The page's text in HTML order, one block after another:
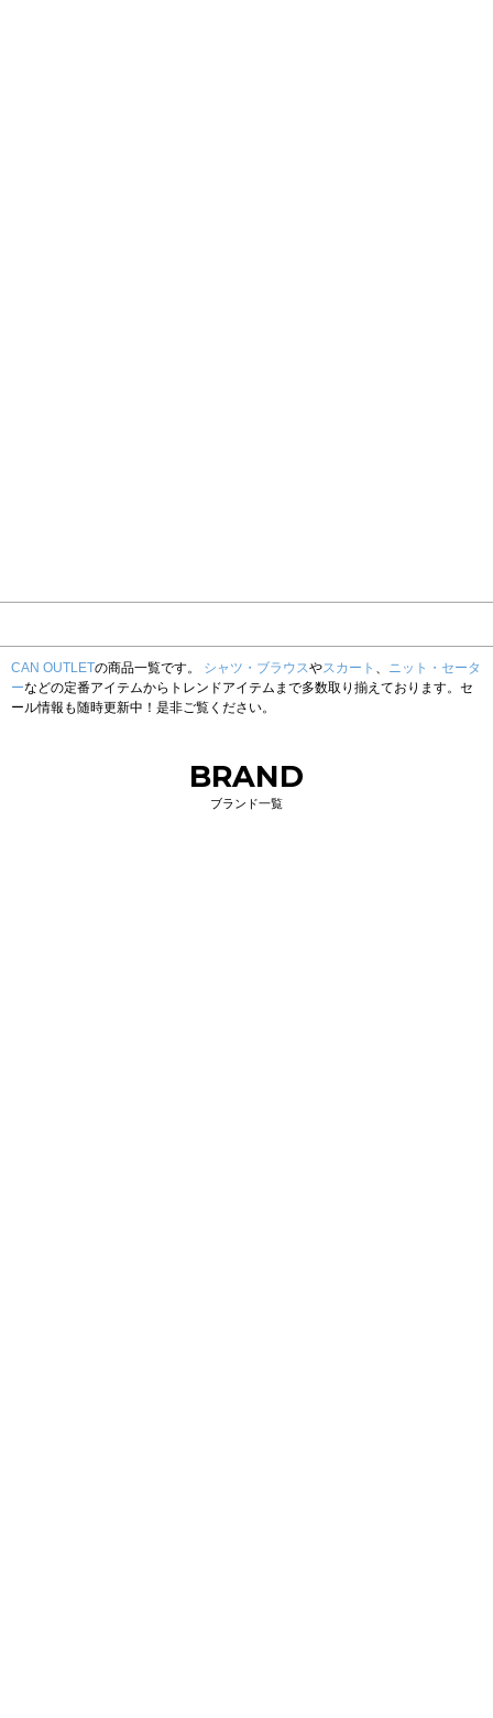
CAN OUTLETの商品一覧です。 シャツ・ブラウスやスカート 、 ニット・セータ
ーなどの定番アイテムからトレンドアイテムまで多数取り揃えております。セ
ール情報も随時更新中！是非ご覧ください。
BRAND
ブランド一覧